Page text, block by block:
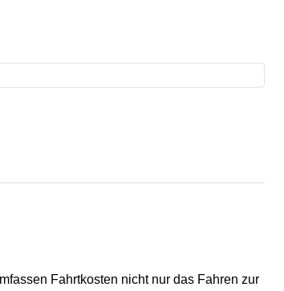
Fahrtkosten nicht nur das Fahren zur